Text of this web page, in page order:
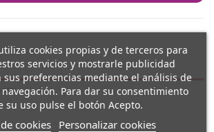
cookies propias y de terceros para
servicios y mostrarle publicidad
sus preferencias mediante el análisis de
Para dar su consentimiento
su uso pulse el botón Acepto.
cookies Personalizar cookies